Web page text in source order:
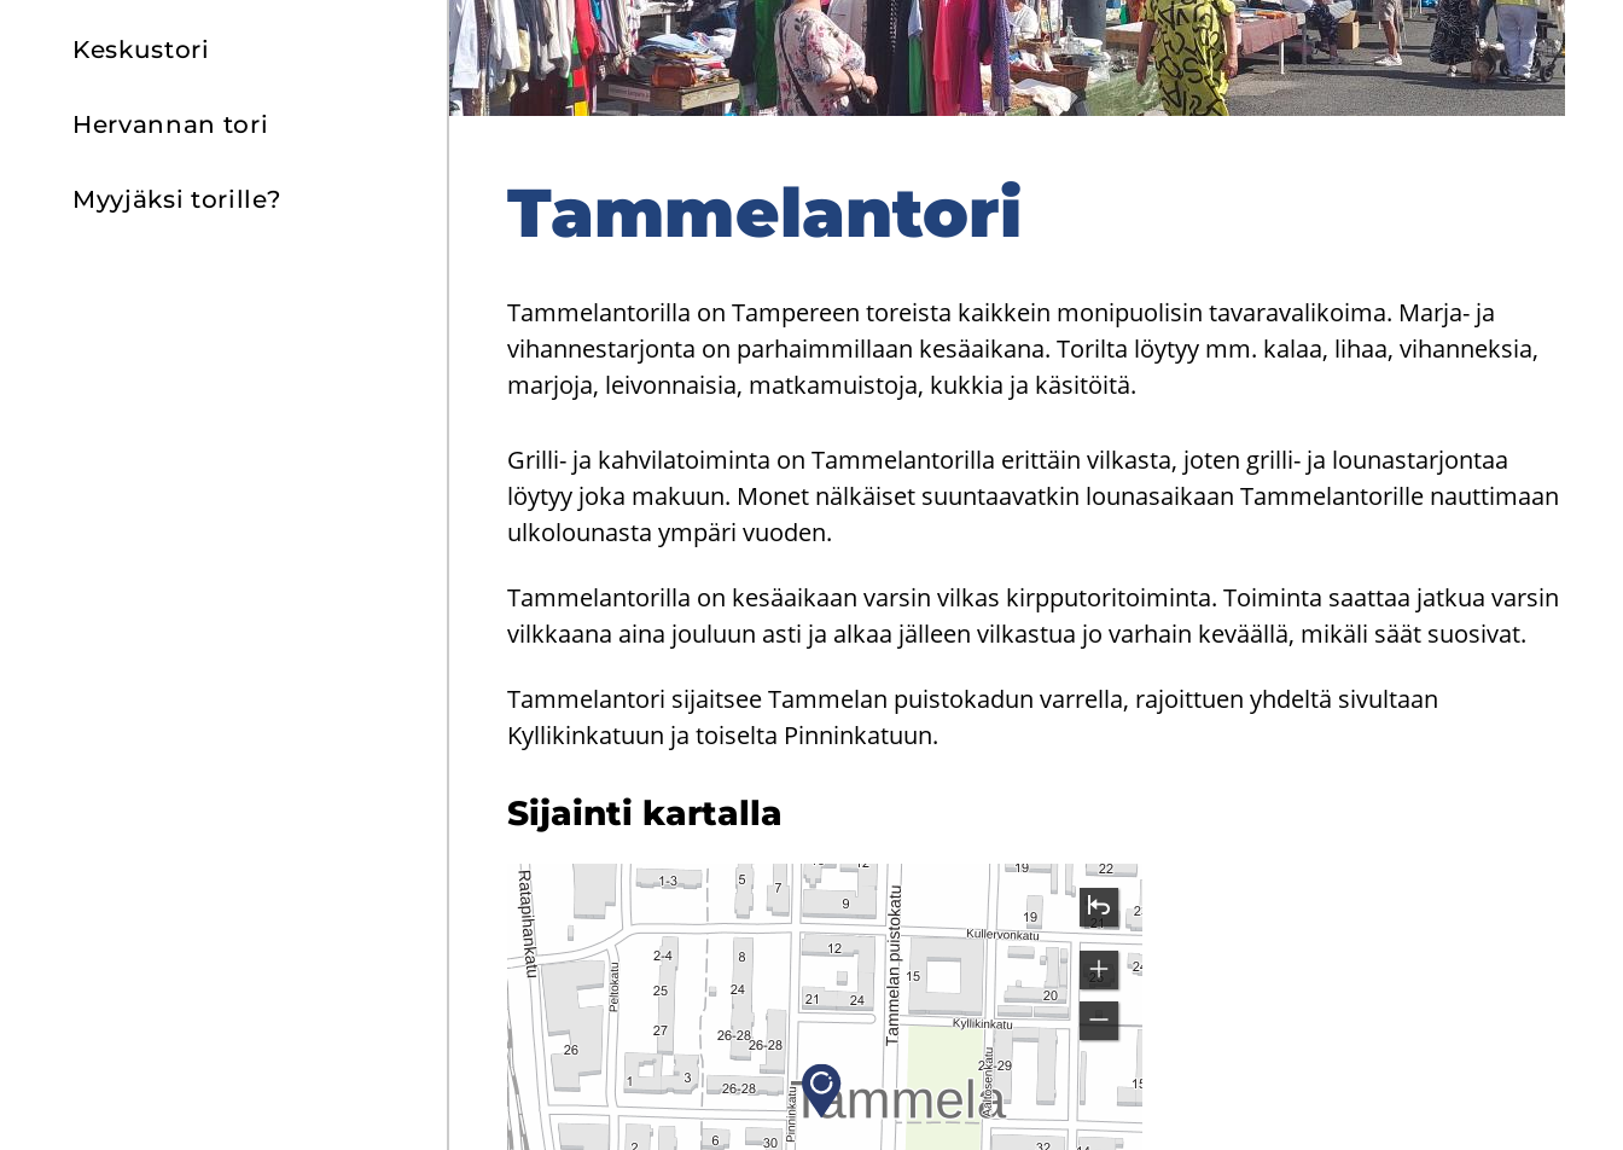
Kes­kus­to­ri
Her­van­nan tori
Myy­jäk­si to­ril­le? Tam­me­lan­to­ri
Tammelantorilla on Tampereen toreista kaikkein monipuolisin tavaravalikoima. Marja- ja
vihannestarjonta on parhaimmillaan kesäaikana. Torilta löytyy mm. kalaa, lihaa, vihanneksia,
marjoja, leivonnaisia, matkamuistoja, kukkia ja käsitöitä.
Grilli- ja kahvilatoiminta on Tammelantorilla erittäin vilkasta, joten grilli- ja lounastarjontaa
löytyy joka makuun. Monet nälkäiset suuntaavatkin lounasaikaan Tammelantorille nauttimaan
ulkolounasta ympäri vuoden.
Tammelantorilla on kesäaikaan varsin vilkas kirpputoritoiminta. Toiminta saattaa jatkua varsin
vilkkaana aina jouluun asti ja alkaa jälleen vilkastua jo varhain keväällä, mikäli säät suosivat.
Tammelantori sijaitsee Tammelan puistokadun varrella, rajoittuen yhdeltä sivultaan
Kyllikinkatuun ja toiselta Pinninkatuun.
Si­jain­ti kar­tal­la